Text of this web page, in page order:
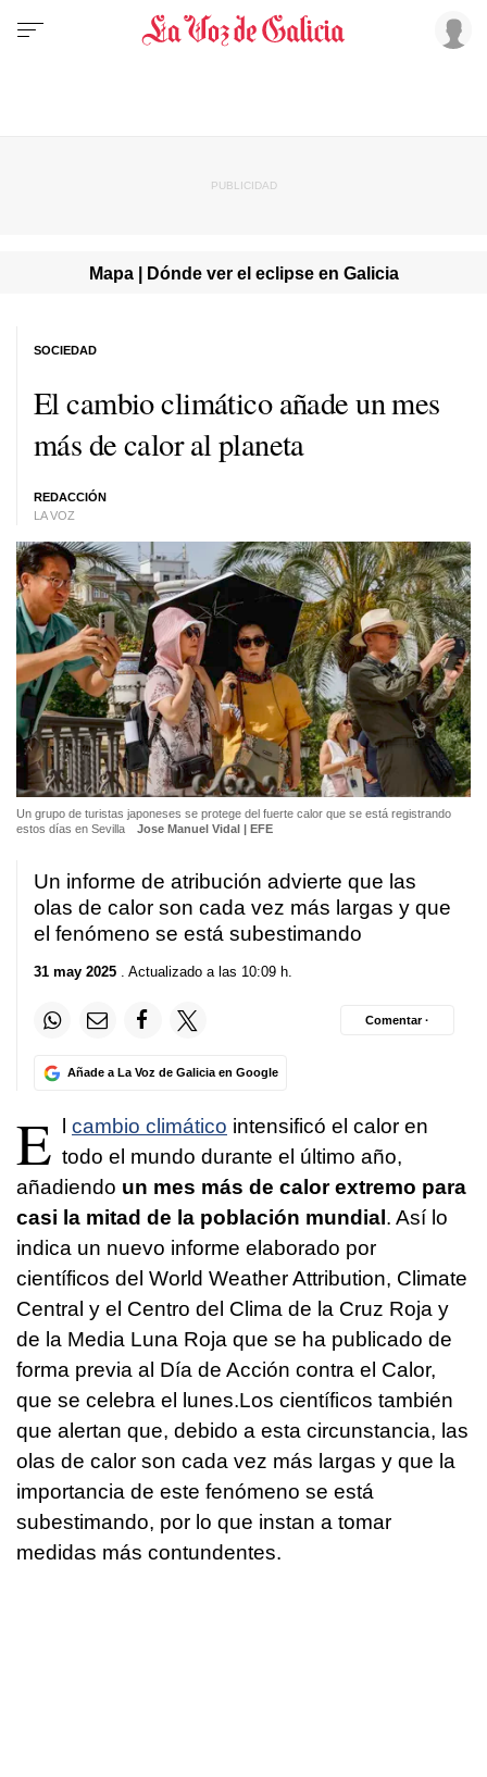
Mapa | Dónde ver el eclipse en Galicia
El cambio climático añade un mes
más de calor al planeta
REDACCIÓN
LA VOZ
SOCIEDAD
Un grupo de turistas japoneses se protege del fuerte calor que se está registrando
estos días en Sevilla
Jose Manuel Vidal | EFE
Un informe de atribución advierte que las
olas de calor son cada vez más largas y que
el fenómeno se está subestimando
31 may 2025 . Actualizado a las 10:09 h.
Añade a La Voz de Galicia en Google
Comentar ·
E cambio climático intensificó el calor en
todo el mundo durante el último año,
añadiendo un mes más de calor extremo para
casi la mitad de la población mundial . Así lo
indica un nuevo informe elaborado por
científicos del World Weather Attribution, Climate
Central y el Centro del Clima de la Cruz Roja y
de la Media Luna Roja que se ha publicado de
forma previa al Día de Acción contra el Calor,
que se celebra el lunes.Los científicos también
que alertan que, debido a esta circunstancia, las
olas de calor son cada vez más largas y que la
importancia de este fenómeno se está
subestimando, por lo que instan a tomar
medidas más contundentes.